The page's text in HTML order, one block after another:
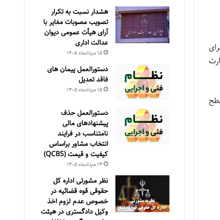
هشدار نسبت به تکرار
تصویب مصوبات مغایر با
آرای هیأت عمومی دیوان
عدالت اداری
۱۵ مرداد‌ماه ۱۴۰۵
دستورالعمل پیمان های
فاقد تعدیل
۱۵ مرداد‌ماه ۱۴۰۵
دستورالعمل حذف
پيشنهادهای مالی
نامتناسب در فرايند
انتخاب مشاور براساس
كيفيت و قيمت (QCBS)
۱۴ مرداد‌ماه ۱۴۰۵
نظر مشورتی اداره کل
حقوقی قوه قضائیه در
خصوص عدم لزوم اخذ
وکیل دادگستری در هیئت